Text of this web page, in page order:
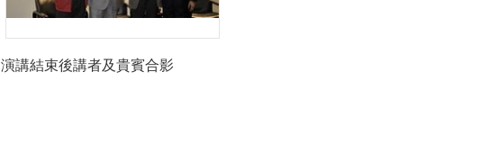
演講結束後講者及貴賓合影